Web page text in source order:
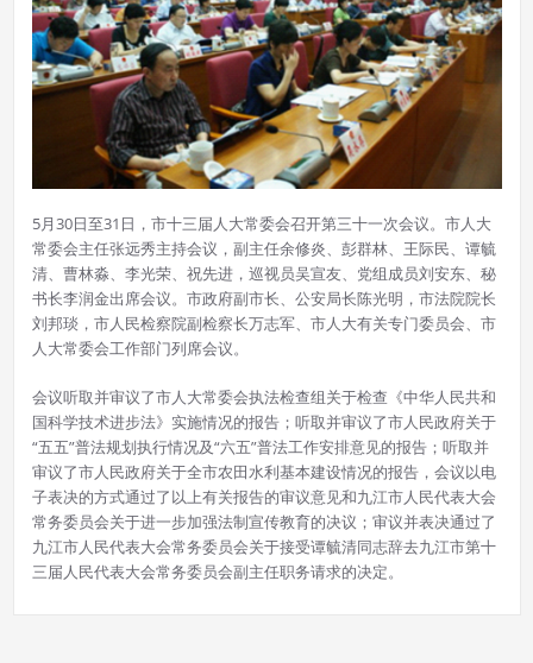
5月30日至31日，市十三届人大常委会召开第三十一次会议。市人大
常委会主任张远秀主持会议，副主任余修炎、彭群林、王际民、谭毓
清、曹林淼、李光荣、祝先进，巡视员吴宣友、党组成员刘安东、秘
书长李润金出席会议。市政府副市长、公安局长陈光明，市法院院长
刘邦琰，市人民检察院副检察长万志军、市人大有关专门委员会、市
人大常委会工作部门列席会议。
会议听取并审议了市人大常委会执法检查组关于检查《中华人民共和
国科学技术进步法》实施情况的报告；听取并审议了市人民政府关于
“五五”普法规划执行情况及“六五”普法工作安排意见的报告；听取并
审议了市人民政府关于全市农田水利基本建设情况的报告，会议以电
子表决的方式通过了以上有关报告的审议意见和九江市人民代表大会
常务委员会关于进一步加强法制宣传教育的决议；审议并表决通过了
九江市人民代表大会常务委员会关于接受谭毓清同志辞去九江市第十
三届人民代表大会常务委员会副主任职务请求的决定。